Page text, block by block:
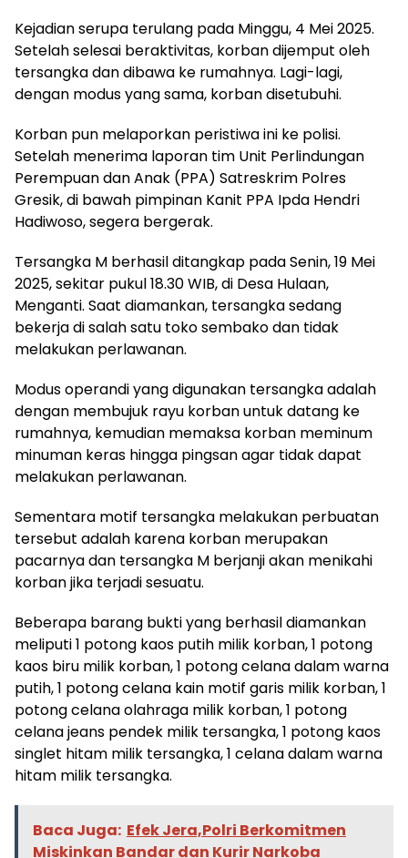
Kejadian serupa terulang pada Minggu, 4 Mei 2025.
Setelah selesai beraktivitas, korban dijemput oleh
tersangka dan dibawa ke rumahnya. Lagi-lagi,
dengan modus yang sama, korban disetubuhi.
Korban pun melaporkan peristiwa ini ke polisi.
Setelah menerima laporan tim Unit Perlindungan
Perempuan dan Anak (PPA) Satreskrim Polres
Gresik, di bawah pimpinan Kanit PPA Ipda Hendri
Hadiwoso, segera bergerak.
Tersangka M berhasil ditangkap pada Senin, 19 Mei
2025, sekitar pukul 18.30 WIB, di Desa Hulaan,
Menganti. Saat diamankan, tersangka sedang
bekerja di salah satu toko sembako dan tidak
melakukan perlawanan.
Modus operandi yang digunakan tersangka adalah
dengan membujuk rayu korban untuk datang ke
rumahnya, kemudian memaksa korban meminum
minuman keras hingga pingsan agar tidak dapat
melakukan perlawanan.
Sementara motif tersangka melakukan perbuatan
tersebut adalah karena korban merupakan
pacarnya dan tersangka M berjanji akan menikahi
korban jika terjadi sesuatu.
Beberapa barang bukti yang berhasil diamankan
meliputi 1 potong kaos putih milik korban, 1 potong
kaos biru milik korban, 1 potong celana dalam warna
putih, 1 potong celana kain motif garis milik korban, 1
potong celana olahraga milik korban, 1 potong
celana jeans pendek milik tersangka, 1 potong kaos
singlet hitam milik tersangka, 1 celana dalam warna
hitam milik tersangka.
Baca Juga: Efek Jera,Polri Berkomitmen
Miskinkan Bandar dan Kurir Narkoba